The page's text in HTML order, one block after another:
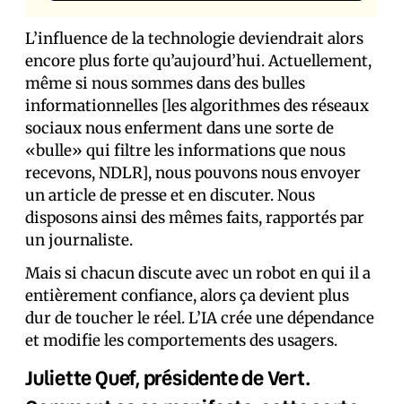
L’influence de la technologie deviendrait alors
encore plus forte qu’aujourd’hui. Actuellement,
même si nous sommes dans des bulles
informationnelles [les algorithmes des réseaux
sociaux nous enferment dans une sorte de
«bulle» qui filtre les informations que nous
recevons, NDLR], nous pouvons nous envoyer
un article de presse et en discuter. Nous
disposons ainsi des mêmes faits, rapportés par
un journaliste.
Mais si chacun discute avec un robot en qui il a
entièrement confiance, alors ça devient plus
dur de toucher le réel. L’IA crée une dépendance
et modifie les comportements des usagers.
Juliette Quef, présidente de Vert.